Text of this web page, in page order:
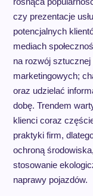
czy prezentacje
potencjalnych
mediach
na rozwój
marketingowych;
oraz udzielać
dobę. Trendem
klienci coraz
praktyki firm,
ochroną
stosowanie
naprawy pojazdów.